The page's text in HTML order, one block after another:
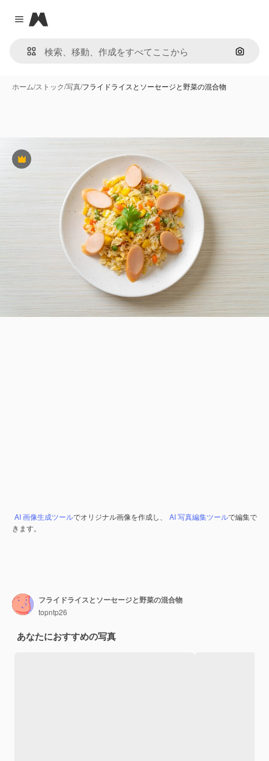
Close menu
Magnific
画像で
ホーム/ストック/写真/フライドライスとソーセージと野菜の混合物
Premium
AI 画像生成ツールでオリジナル画像を作成し、 AI 写真編集ツールで編集で
きます。
フライドライスとソーセージと野菜の混合物
topntp26
あなたにおすすめの写真